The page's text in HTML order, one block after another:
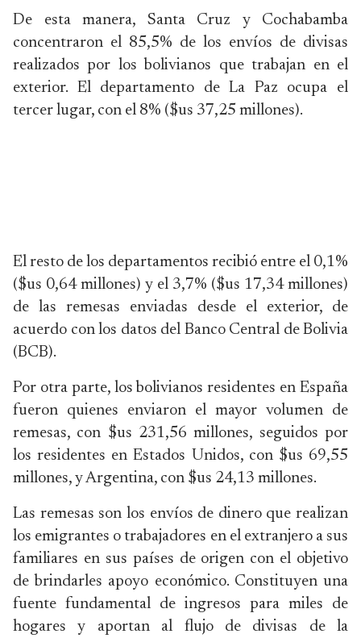
De esta manera, Santa Cruz y Cochabamba
concentraron el 85,5% de los envíos de divisas
realizados por los bolivianos que trabajan en el
exterior. El departamento de La Paz ocupa el
tercer lugar, con el 8% ($us 37,25 millones).
El resto de los departamentos recibió entre el 0,1%
($us 0,64 millones) y el 3,7% ($us 17,34 millones)
de las remesas enviadas desde el exterior, de
acuerdo con los datos del Banco Central de Bolivia
(BCB).
Por otra parte, los bolivianos residentes en España
fueron quienes enviaron el mayor volumen de
remesas, con $us 231,56 millones, seguidos por
los residentes en Estados Unidos, con $us 69,55
millones, y Argentina, con $us 24,13 millones.
Las remesas son los envíos de dinero que realizan
los emigrantes o trabajadores en el extranjero a sus
familiares en sus países de origen con el objetivo
de brindarles apoyo económico. Constituyen una
fuente fundamental de ingresos para miles de
hogares y aportan al flujo de divisas de la